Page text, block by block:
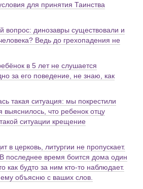
для принятия Таинства
вопрос: динозавры существовали и
Ведь до грехопадения не
в 5 лет не слушается
за его поведение, не знаю, как
такая ситуация: мы покрестили
выяснилось, что ребенок отцу
ситуации крещение
в церковь, литургии не пропускает.
последнее время боится дома один
как будто за ним кто-то наблюдает.
объясню с ваших слов.